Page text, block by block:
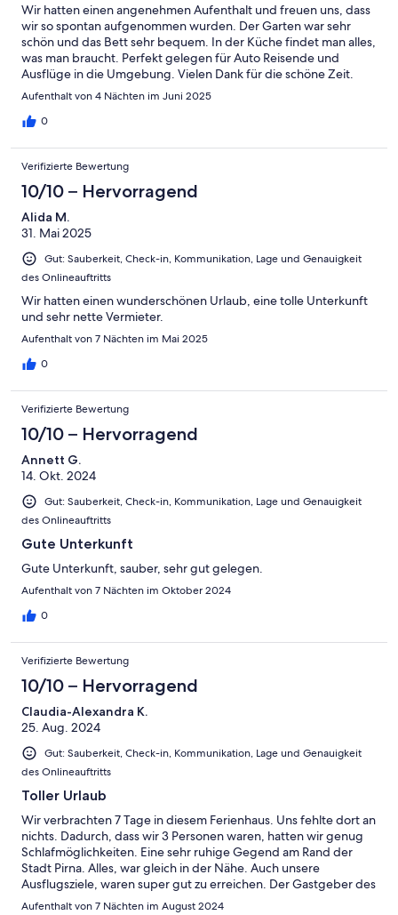
Wir hatten einen angenehmen Aufenthalt und freuen uns, dass
wir so spontan aufgenommen wurden. Der Garten war sehr
schön und das Bett sehr bequem. In der Küche findet man alles,
was man braucht. Perfekt gelegen für Auto Reisende und
Ausflüge in die Umgebung. Vielen Dank für die schöne Zeit.
Aufenthalt von 4 Nächten im Juni 2025
0
Verifizierte Bewertung
10/10 – Hervorragend
Alida M.
31. Mai 2025
Gut: Sauberkeit, Check-in, Kommunikation, Lage und Genauigkeit
des Onlineauftritts
Wir hatten einen wunderschönen Urlaub, eine tolle Unterkunft
und sehr nette Vermieter.
Aufenthalt von 7 Nächten im Mai 2025
0
Verifizierte Bewertung
10/10 – Hervorragend
Annett G.
14. Okt. 2024
Gut: Sauberkeit, Check-in, Kommunikation, Lage und Genauigkeit
des Onlineauftritts
Gute Unterkunft
Gute Unterkunft, sauber, sehr gut gelegen.
Aufenthalt von 7 Nächten im Oktober 2024
0
Verifizierte Bewertung
10/10 – Hervorragend
Claudia-Alexandra K.
25. Aug. 2024
Gut: Sauberkeit, Check-in, Kommunikation, Lage und Genauigkeit
des Onlineauftritts
Toller Urlaub
Wir verbrachten 7 Tage in diesem Ferienhaus. Uns fehlte dort an
nichts. Dadurch, dass wir 3 Personen waren, hatten wir genug
Schlafmöglichkeiten. Eine sehr ruhige Gegend am Rand der
Stadt Pirna. Alles, war gleich in der Nähe. Auch unsere
Ausflugsziele, waren super gut zu erreichen. Der Gastgeber des
Ferienhauses ist sehr nett und hilfsbereit. Ich würde dort wieder
Aufenthalt von 7 Nächten im August 2024